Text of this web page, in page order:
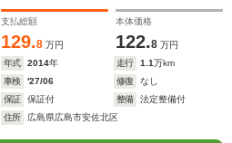
支払総額
129.8 万円
本体価格
122.8 万円
年式
2014年 走行 1.1万km
車検
'27/06 修復
なし
保証
保証付 整備
法定整備付
住所
広島県広島市安佐北区